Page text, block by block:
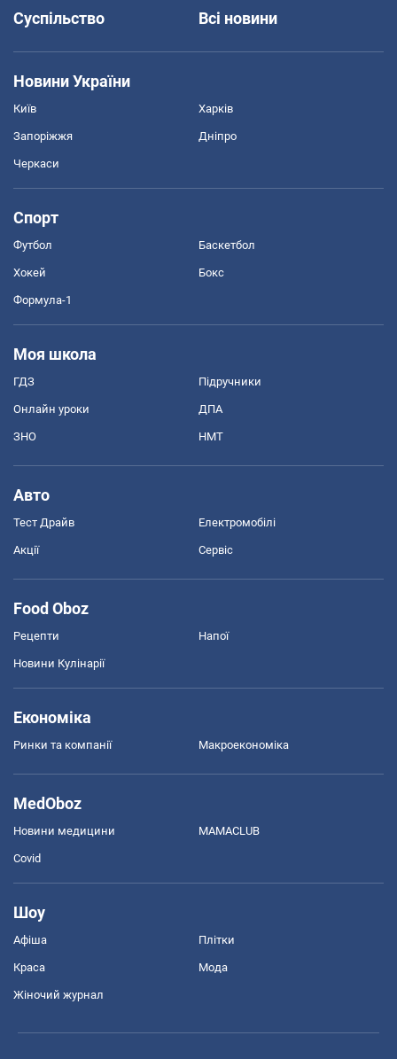
Суспільство
Всі новини
Новини України
Київ Харків
Запоріжжя Дніпро
Черкаси
Спорт
Футбол Баскетбол
Хокей Бокс
Формула-1
Моя школа
ГДЗ Підручники
Онлайн уроки ДПА
ЗНО НМТ
Авто
Тест Драйв Електромобілі
Акції Сервіс
Food Oboz
Рецепти Напої
Новини Кулінарії
Економіка
Ринки та компанії Макроекономіка
MedOboz
Новини медицини MAMACLUB
Covid
Шоу
Афіша Плітки
Краса Мода
Жіночий журнал